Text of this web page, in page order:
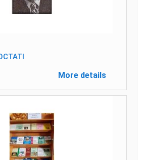
More details